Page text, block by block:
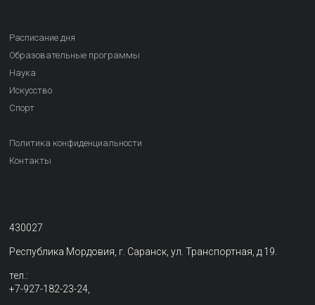
Расписание дня
Образовательные программы
Наука
Искусство
Спорт
Политика конфиденциальности
Контакты
430027
Республика Мордовия, г. Саранск, ул. Транспортная, д.19.
тел.:
+7-927-182-23-24,